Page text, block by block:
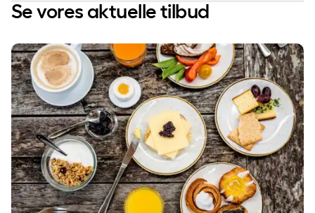
Se vores aktuelle tilbud
Overnatning med morgenbuffet